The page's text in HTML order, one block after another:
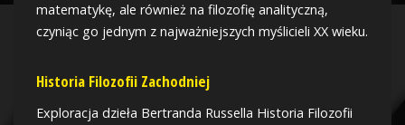
matematykę, ale również na filozofię analityczną,
czyniąc go jednym z najważniejszych myślicieli XX wieku.
Historia Filozofii Zachodniej
Exploracja dzieła Bertranda Russella Historia Filozofii